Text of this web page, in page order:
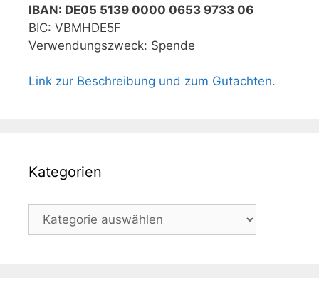
IBAN: DE05 5139 0000 0653 9733 06
BIC: VBMHDE5F
Verwendungszweck: Spende
Link zur Beschreibung und zum Gutachten.
Kategorien
Kategorien